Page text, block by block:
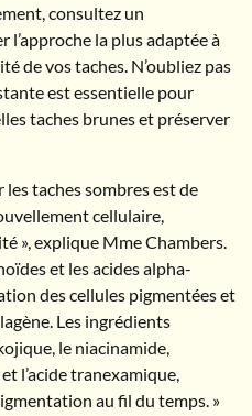
consultez un
la plus adaptée à
de vos taches. N’oubliez pas
est essentielle pour
taches brunes et préserver
les taches sombres est de
cellulaire,
», explique Mme Chambers.
et les acides alpha-
des cellules pigmentées et
Les ingrédients
le niacinamide,
l’acide tranexamique,
au fil du temps. »